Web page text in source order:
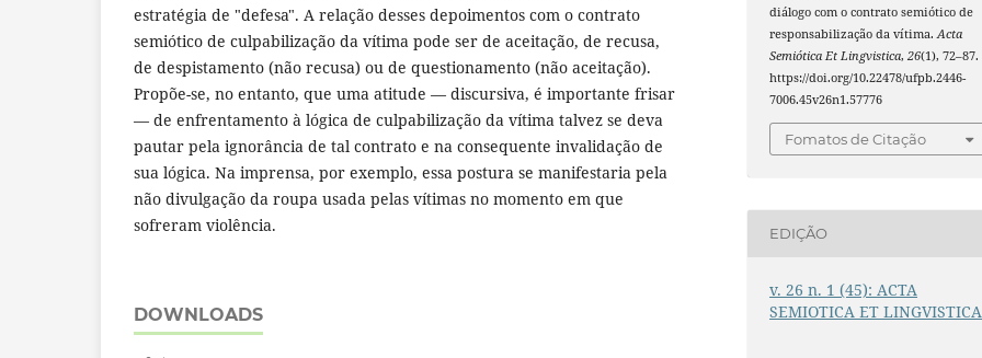
estratégia de "defesa". A relação desses depoimentos com o contrato
semiótico de culpabilização da vítima pode ser de aceitação, de recusa,
de despistamento (não recusa) ou de questionamento (não aceitação).
Propõe-se, no entanto, que uma atitude — discursiva, é importante frisar
— de enfrentamento à lógica de culpabilização da vítima talvez se deva
pautar pela ignorância de tal contrato e na consequente invalidação de
sua lógica. Na imprensa, por exemplo, essa postura se manifestaria pela
não divulgação da roupa usada pelas vítimas no momento em que
sofreram violência.
DOWNLOADS
diálogo com o contrato semiótico de
responsabilização da vítima.Acta
Semiótica Et Lingvistica,26(1), 72–87.
https://doi.org/10.22478/ufpb.2446-
7006.45v26n1.57776
Fomatos de Citação
EDIÇÃO
v. 26 n. 1 (45): ACTA
SEMIOTICA ET LINGVISTICA